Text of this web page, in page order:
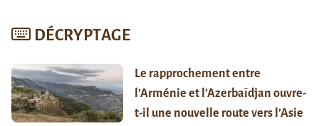
DÉCRYPTAGE
Le rapprochement entre
l’Arménie et l’Azerbaïdjan ouvre-
t-il une nouvelle route vers l’Asie